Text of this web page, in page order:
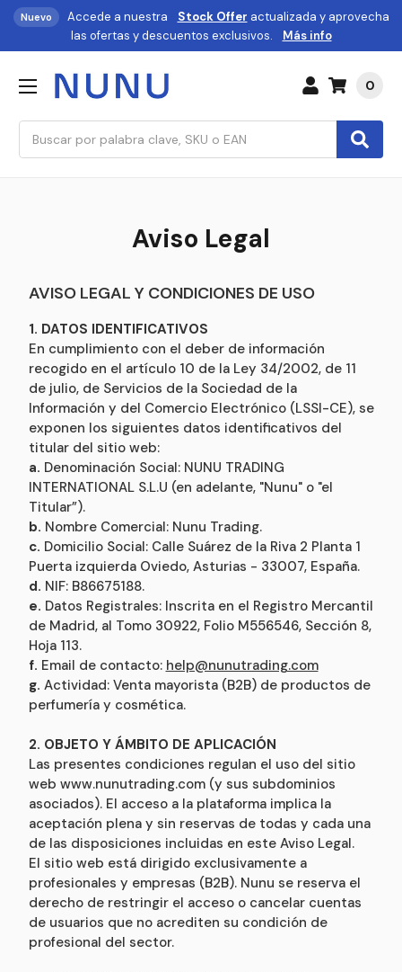
Nuevo Accede a nuestra Stock Offer actualizada y aprovecha
las ofertas y descuentos exclusivos.
Más info
0
Aviso Legal
AVISO LEGAL Y CONDICIONES DE USO
1. DATOS IDENTIFICATIVOS
En cumplimiento con el deber de información
recogido en el artículo 10 de la Ley 34/2002, de 11
de julio, de Servicios de la Sociedad de la
Información y del Comercio Electrónico (LSSI-CE), se
exponen los siguientes datos identificativos del
titular del sitio web:
a. Denominación Social: NUNU TRADING
INTERNATIONAL S.L.U (en adelante, "Nunu" o "el
Titular”).
b. Nombre Comercial: Nunu Trading.
c. Domicilio Social: Calle Suárez de la Riva 2 Planta 1
Puerta izquierda Oviedo, Asturias - 33007, España.
d. NIF: B86675188.
e. Datos Registrales: Inscrita en el Registro Mercantil
de Madrid, al Tomo 30922, Folio M556546, Sección 8,
Hoja 113.
f. Email de contacto: help@nunutrading.com
g. Actividad: Venta mayorista (B2B) de productos de
perfumería y cosmética.
2. OBJETO Y ÁMBITO DE APLICACIÓN
Las presentes condiciones regulan el uso del sitio
web www.nunutrading.com (y sus subdominios
asociados). El acceso a la plataforma implica la
aceptación plena y sin reservas de todas y cada una
de las disposiciones incluidas en este Aviso Legal.
El sitio web está dirigido exclusivamente a
profesionales y empresas (B2B). Nunu se reserva el
derecho de restringir el acceso o cancelar cuentas
de usuarios que no acrediten su condición de
profesional del sector.